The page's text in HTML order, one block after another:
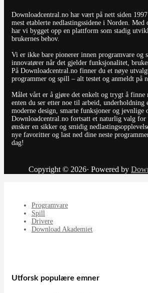
Downloadcentral.no har vært på nett siden
mest etablerte nedlastingssidene i Norden.
har vi bygget opp en plattform som stadig
brukernes behov.
Vi er ikke bare pionerer innen programvare og
innovatører når det gjelder funksjonalitet,
På Downloadcentral.no finner du et nøye
programmer og spill – alt testet og anmeldt på
Målet vårt er å gjøre det enkelt og trygt å finne
enten du ser etter noe til arbeid, underholdning
moderne design, smarte funksjoner og jevnlige
Downloadcentral.no fortsatt et naturlig valg for
ønsker en sikker og smidig
nye favoritter og last ned dine neste
dag!
Copyright © 2026· Powered by
Programvare
Spill
Drivere
Download Akademiet
Utforsk populære emner